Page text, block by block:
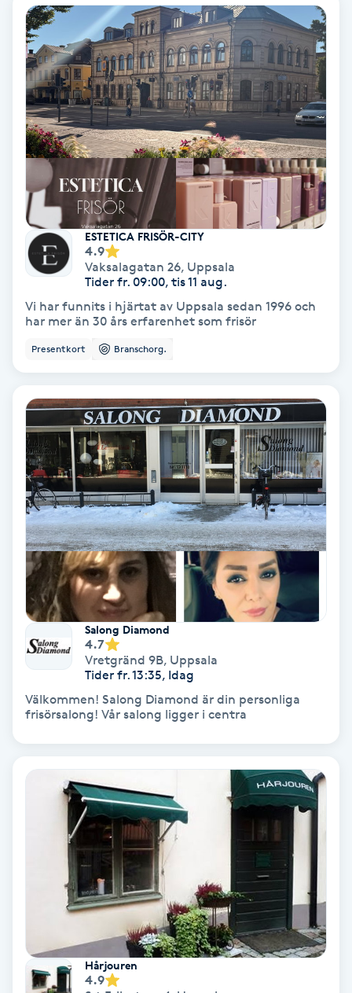
Kinesiologi
Kinesisk medicin
Kiropraktik
Klangmassage
Klippning
Klippning & Slingor
Klippning ungdom
Koppningsmassage
Kostrådgivning
Kroppsinpackning
Kroppspeeling
Käkledsbehandling
Kärlbehandling
Laserbehandling
Liktornar
LPG-behandling
LPG-massage
Luggklippning
ESTETICA FRISÖR-CITY
4.9
Vaksalagatan 26, Uppsala
Tider fr. 09:00, tis 11 aug.
Vi har funnits i hjärtat av Uppsala sedan 1996 och
har mer än 30 års erfarenhet som frisör
Presentkort Branschorg.
Salong Diamond
4.7
Vretgränd 9B, Uppsala
Tider fr. 13:35, Idag
Välkommen! Salong Diamond är din personliga
frisörsalong! Vår salong ligger i centra
Hårjouren
4.9